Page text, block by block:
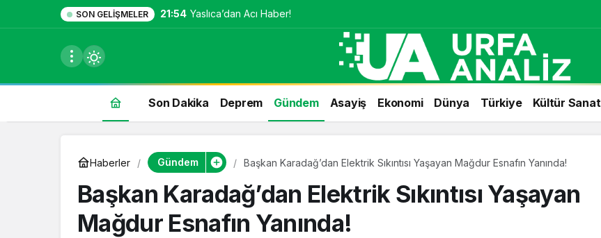
SON GELIŞMELER 21:54 Yaslıca’dan Acı Haber!
Son Dakika Deprem Gündem Asayiş Ekonomi Dünya Türkiye Kültür Sanat
Haberler Gündem Başkan Karadağ’dan Elektrik Sıkıntısı Yaşayan Mağdur Esnafın Yanında!
Başkan Karadağ’dan Elektrik Sıkıntısı Yaşayan
Mağdur Esnafın Yanında!